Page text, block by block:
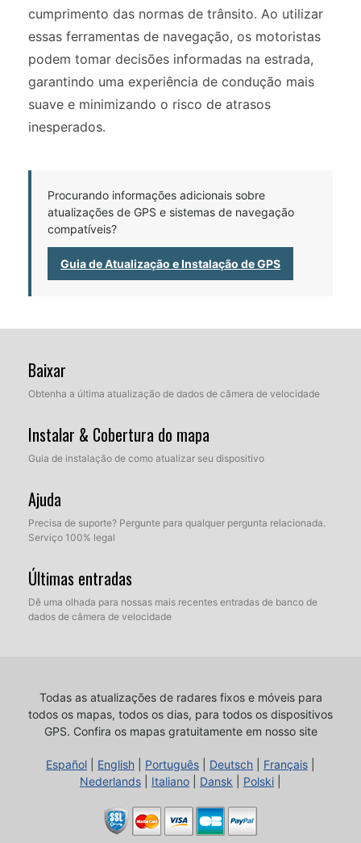
cumprimento das normas de trânsito. Ao utilizar
essas ferramentas de navegação, os motoristas
podem tomar decisões informadas na estrada,
garantindo uma experiência de condução mais
suave e minimizando o risco de atrasos
inesperados.
Procurando informações adicionais sobre
atualizações de GPS e sistemas de navegação
compatíveis?
Guia de Atualização e Instalação de GPS
Baixar
Obtenha a última atualização de dados de câmera de velocidade
Instalar & Cobertura do mapa
Guia de instalação de como atualizar seu dispositivo
Ajuda
Precisa de suporte? Pergunte para qualquer pergunta relacionada.
Serviço 100% legal
Últimas entradas
Dê uma olhada para nossas mais recentes entradas de banco de
dados de câmera de velocidade
Todas as atualizações de radares fixos e móveis para
todos os mapas, todos os dias, para todos os dispositivos
GPS. Confira os mapas gratuitamente em nosso site
Español English Português Deutsch Français
Nederlands
Italiano Dansk Polski